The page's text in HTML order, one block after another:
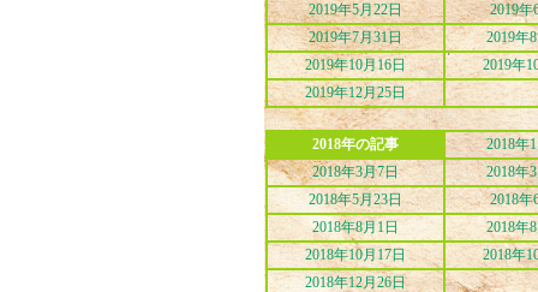
2019年5月22日
2019年
2019年7月31日
2019年
2019年10月16日
2019年
2019年12月25日
2018年の記事
2018年
2018年3月7日
2018年
2018年5月23日
2018年
2018年8月1日
2018年
2018年10月17日
2018年
2018年12月26日